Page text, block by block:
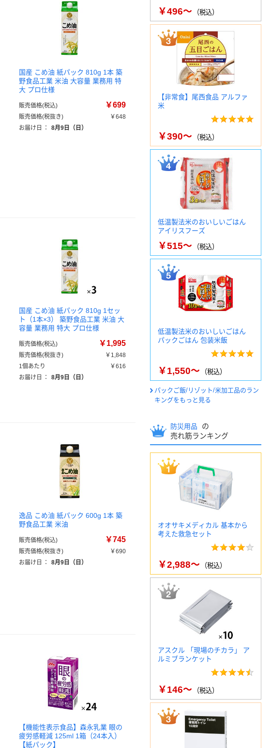
国産 こめ油 紙パック 810g 1本 築
野食品工業 米油 大容量 業務用 特
大 プロ仕様
販売価格(税込) ￥699
販売価格(税抜き)
￥648
お届け日
： 8月9日（日）
国産 こめ油 紙パック 810g 1セッ
ト（1本×3） 築野食品工業 米油 大
容量 業務用 特大 プロ仕様
販売価格(税込) ￥1,995
販売価格(税抜き)
￥1,848
1個あたり
￥616
お届け日
： 8月9日（日）
逸品 こめ油 紙パック 600g 1本 築
野食品工業 米油
販売価格(税込) ￥745
販売価格(税抜き)
￥690
お届け日
： 8月9日（日）
【機能性表示食品】森永乳業 眼の
疲労感軽減 125ml 1箱（24本入）
【紙パック】
￥496～ （税込）
【非常食】尾西食品 アルファ
米
￥390～ （税込）
低温製法米のおいしいごはん
アイリスフーズ
￥515～ （税込）
低温製法米のおいしいごはん
パックごはん 包装米飯
￥1,550～ （税込）
パックご飯/リゾット/米加工品のラン
キングをもっと見る
防災用品
の
売れ筋ランキング
オオサキメディカル 基本から
考えた救急セット
￥2,988～ （税込）
アスクル 「現場のチカラ」 ア
ルミブランケット
￥146～ （税込）